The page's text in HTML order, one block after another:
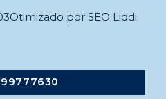
Otimizado por SEO Liddi